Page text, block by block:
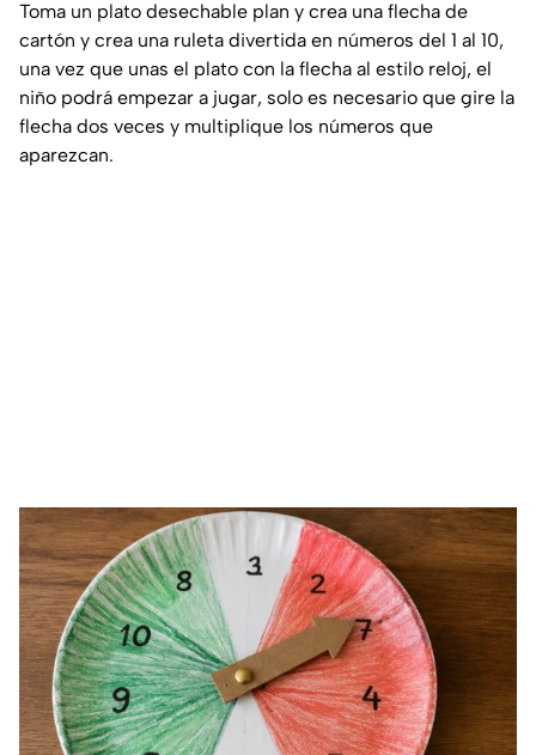
Toma un plato desechable plan y crea una flecha de
cartón y crea una ruleta divertida en números del 1 al 10,
una vez que unas el plato con la flecha al estilo reloj, el
niño podrá empezar a jugar, solo es necesario que gire la
flecha dos veces y multiplique los números que
aparezcan.